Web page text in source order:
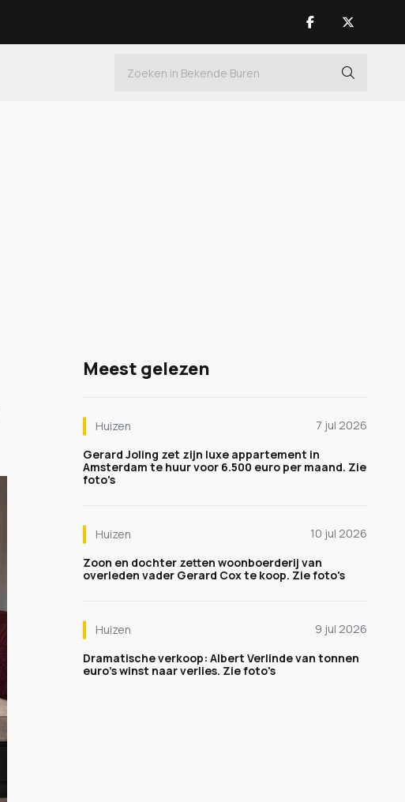
Meest gelezen
Huizen
7 jul 2026
Gerard Joling zet zijn luxe appartement in
Amsterdam te huur voor 6.500 euro per maand. Zie
foto's
Huizen
10 jul 2026
Zoon en dochter zetten woonboerderij van
overleden vader Gerard Cox te koop. Zie foto's
Huizen
9 jul 2026
Dramatische verkoop: Albert Verlinde van tonnen
euro's winst naar verlies. Zie foto's